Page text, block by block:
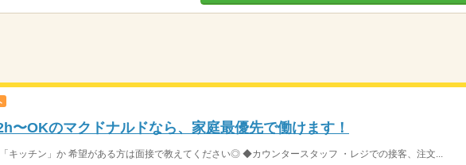
〜OKのマクドナルドなら、家庭最優先で働けます！
「キッチン」か 希望がある方は面接で教えてください◎ ◆カウンタースタッフ ・レジでの接客、注文...